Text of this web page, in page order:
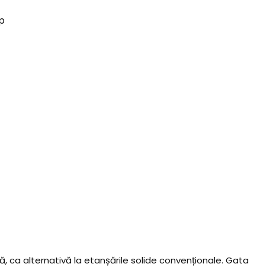
ca alternativă la etanșările solide convenționale. Gata